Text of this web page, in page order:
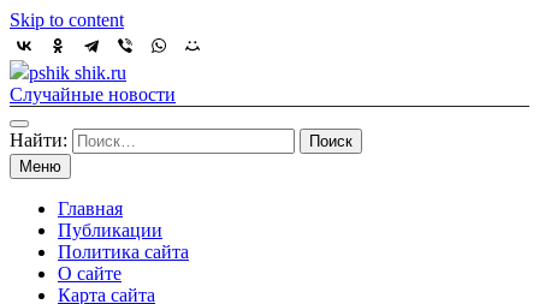
Skip to content
pshik shik.ru
Случайные новости
Найти:
Меню
Главная
Публикации
Политика сайта
О сайте
Карта сайта